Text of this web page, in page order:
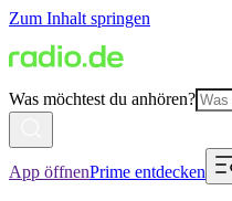
Zum Inhalt springen
Was möchtest du anhören?
App öffnenPrime entdecken